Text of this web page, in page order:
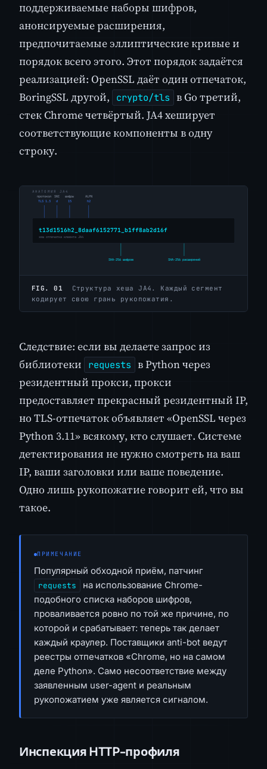
поддерживаемые наборы шифров,
анонсируемые расширения,
предпочитаемые эллиптические кривые и
порядок всего этого. Этот порядок задаётся
реализацией: OpenSSL даёт один отпечаток,
BoringSSL другой,
crypto/tls в Go третий,
стек Chrome четвёртый. JA4 хеширует
соответствующие компоненты в одну
строку.
FIG. 01
Структура хеша JA4. Каждый сегмент
кодирует свою грань рукопожатия.
Следствие: если вы делаете запрос из
библиотеки
requests в Python через
резидентный прокси, прокси
предоставляет прекрасный резидентный IP,
но TLS-отпечаток объявляет «OpenSSL через
Python 3.11» всякому, кто слушает. Системе
детектирования не нужно смотреть на ваш
IP, ваши заголовки или ваше поведение.
Одно лишь рукопожатие говорит ей, что вы
такое.
ПРИМЕЧАНИЕ
Популярный обходной приём, патчинг
requests
на использование Chrome-
подобного списка наборов шифров,
проваливается ровно по той же причине, по
которой и срабатывает: теперь так делает
каждый краулер. Поставщики anti-bot ведут
реестры отпечатков «Chrome, но на самом
деле Python». Само несоответствие между
заявленным user-agent и реальным
рукопожатием уже является сигналом.
Инспекция HTTP-профиля